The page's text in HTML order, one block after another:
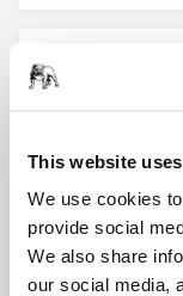
This website
We use cookies
provide social
We also share
our social media,
Fan